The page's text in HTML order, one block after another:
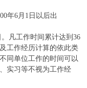
年6月1日以后出
凡工作时间累计达到36
工作经历计算的依此类
同单位工作的时间可以
实习等不视为工作经